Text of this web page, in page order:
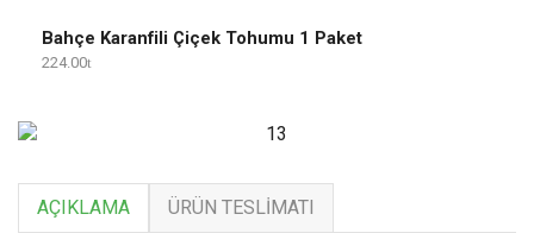
Bahçe Karanfili Çiçek Tohumu 1 Paket
224.00
AÇIKLAMA ÜRÜN TESLIMATI